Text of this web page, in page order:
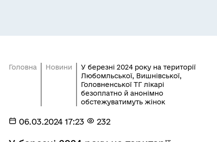
Головна Новини
У березні 2024 року на території
Любомльської, Вишнівської,
Головненської ТГ лікарі
безоплатно й анонімно
обстежуватимуть жінок
06.03.2024 17:23 232